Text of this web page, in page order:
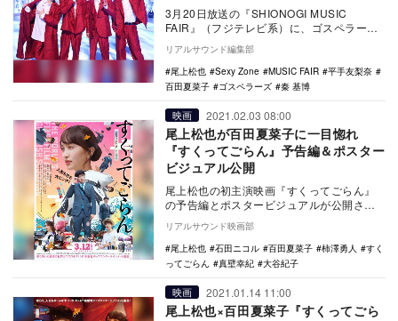
3月20日放送の『SHIONOGI MUSIC
FAIR』（フジテレビ系）に、ゴスペラー
ズ、秦 基博、Sexy Zone、平手友…
リアルサウンド編集部
尾上松也
Sexy Zone MUSIC FAIR
平手友梨奈
百田夏菜子
ゴスペラーズ 秦 基博
映画 2021.02.03 08:00
尾上松也が百田夏菜子に一目惚れ
『すくってごらん』予告編＆ポスター
ビジュアル公開
尾上松也の初主演映画『すくってごらん』
の予告編とポスタービジュアルが公開され
た。 本作は、思い描いていた順風満帆な
エリート銀…
リアルサウンド映画部
尾上松也
石田ニコル 百田夏菜子 柿澤勇人
すく
ってごらん
真壁幸紀 大谷紀子
映画 2021.01.14 11:00
尾上松也×百田夏菜子『すくってごら